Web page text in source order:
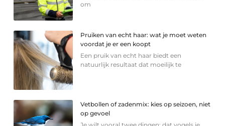
om
Pruiken van echt haar: wat je moet weten
voordat je er een koopt
Een pruik van echt haar biedt een
natuurlijk resultaat dat moeilijk te
Vetbollen of zadenmix: kies op seizoen, niet
op gevoel